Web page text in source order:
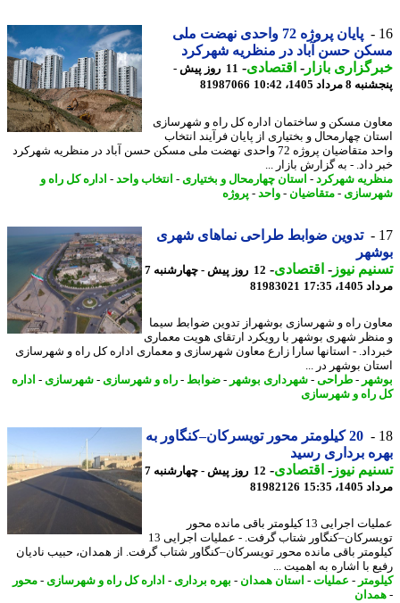
پایان پروژه 72 واحدی نهضت ملی
حسن آباد در منظریه شهرکرد
بازار- اقتصادی-
11 روز پیش -
1405، 10:42
81987066
مسکن و ساختمان اداره کل راه و شهرسازی
چهارمحال و بختیاری از پایان فرآیند انتخاب
واحد متقاضیان پروژه 72 واحدی نهضت ملی مسکن حسن آباد در منظریه شهرکرد
داد. - به گزارش بازار ...
شهرکرد-استان چهارمحال و بختیاری- انتخاب واحد-اداره کل راه و
- متقاضیان-واحد-پروژه
تدوین ضوابط طراحی نماهای شهری
نیوز-اقتصادی-
12 روز پیش - چهارشنبه 7
17:35
81983021
راه و شهرسازی بوشهراز تدوین ضوابط سیما
شهری بوشهر با رویکرد ارتقای هویت معماری
- استانها سارا زارع معاون شهرسازی و معماری اداره کل راه و شهرسازی
بوشهر در ...
-طراحی -شهرداری بوشهر-ضوابط-راه و شهرسازی- شهرسازی- اداره
و شهرسازی
20 کیلومتر محور تویسرکان–کنگاور به
برداری رسید
نیوز-اقتصادی-
12 روز پیش - چهارشنبه 7
15:35
81982126
عملیات اجرایی 13 کیلومتر باقی مانده محور
تویسرکان–کنگاور شتاب گرفت. - عملیات اجرایی 13
باقی مانده محور تویسرکان–کنگاور شتاب گرفت. از همدان، حبیب نادیان
با اشاره به اهمیت ...
-عملیات-استان همدان- بهره برداری- اداره کل راه و شهرسازی- محور